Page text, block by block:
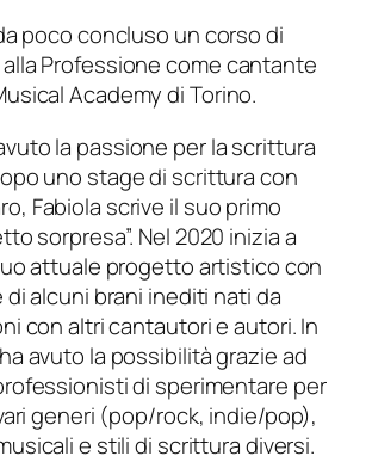
poco concluso un corso di
Professione come cantante
Academy di Torino.
la passione per la scrittura
uno stage di scrittura con
Fabiola scrive il suo primo
sorpresa”. Nel 2020 inizia a
attuale progetto artistico con
di alcuni brani inediti nati da
con altri cantautori e autori. In
avuto la possibilità grazie ad
di sperimentare per
generi (pop/rock, indie/pop),
e stili di scrittura diversi.